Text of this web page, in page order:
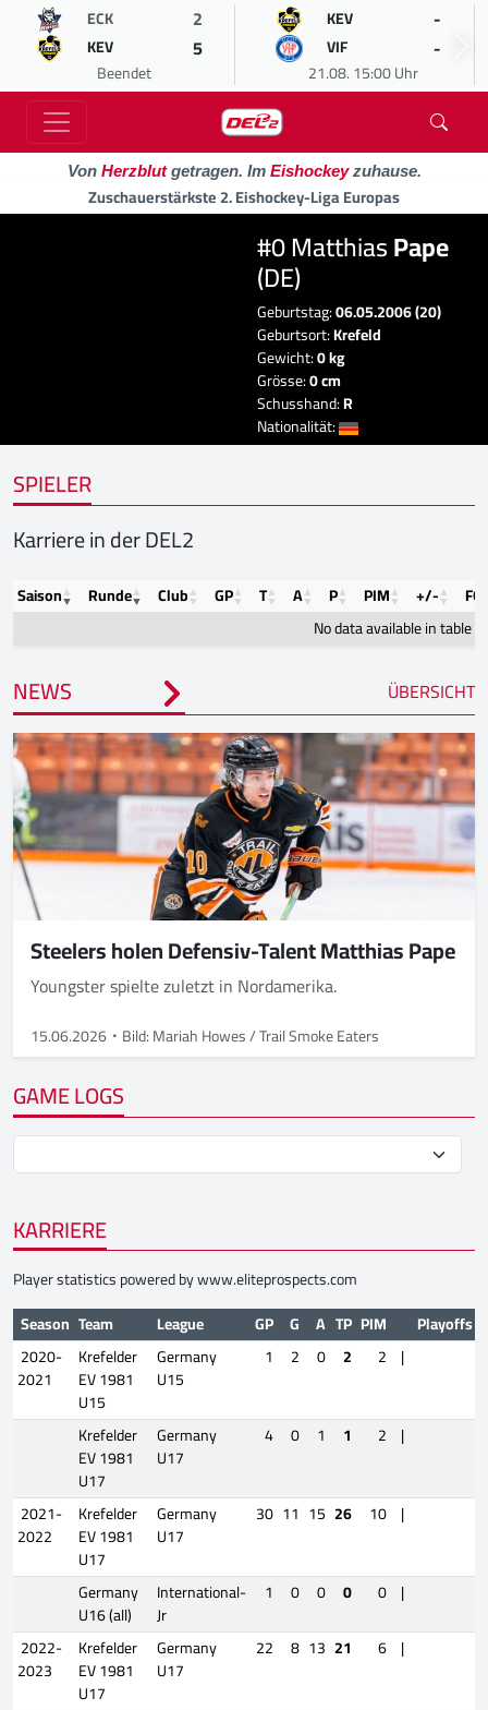
ECK 2
KEV 5
Beendet
KEV -
VIF -
21.08. 15:00 Uhr
Von Herzblutgetragen. Im Eishockeyzuhause.
Zuschauerstärkste 2. Eishockey-Liga Europas
#0 MatthiasPape
(DE)
Geburtstag:06.05.2006 (20)
Geburtsort:Krefeld
Gewicht:0 kg
Grösse:0 cm
Schusshand:R
Nationalität:
SPIELER
Karriere in der DEL2
Saison Runde Club GP T A P PIM +/-
No data available in table
NEWS ÜBERSICHT
Steelers holen Defensiv-Talent Matthias Pape
Youngster spielte zuletzt in Nordamerika.
15.06.2026 Bild: Mariah Howes / Trail Smoke Eaters
GAME LOGS
KARRIERE
Player statistics powered bywww.eliteprospects.com
Season Team League GP G A TP PIM Playoffs
2020-
2021
Krefelder
EV 1981
U15
Germany
U15
1 2 0 2 2 |
Krefelder
EV 1981
U17
Germany
U17
4 0 1 1 2 |
2021-
2022
Krefelder
EV 1981
U17
Germany
U17
30 11 15 26 10 |
Germany
U16 (all)
International-
Jr
1 0 0 0 0 |
2022-
2023
Krefelder
EV 1981
U17
Germany
U17
22 8 13 21 6 |